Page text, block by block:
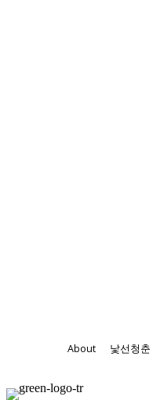
About 낯선청춘